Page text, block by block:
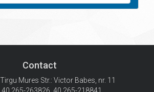
Contact
Mures Str.: Victor Babes, nr. 11